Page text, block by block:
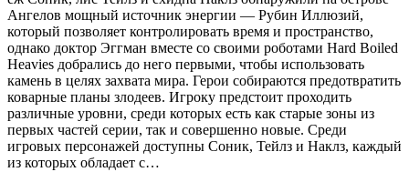
Ангелов мощный источник энергии — Рубин Иллюзий,
который позволяет контролировать время и пространство,
однако доктор Эггман вместе со своими роботами Hard Boiled
Heavies добрались до него первыми, чтобы использовать
камень в целях захвата мира. Герои собираются предотвратить
коварные планы злодеев. Игроку предстоит проходить
различные уровни, среди которых есть как старые зоны из
первых частей серии, так и совершенно новые. Среди
игровых персонажей доступны Соник, Тейлз и Наклз, каждый
из которых обладает с…